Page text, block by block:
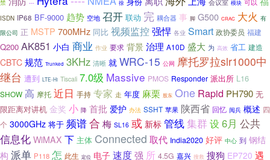
禁
--- 徐 模块
ISDN IP68 BF-9000 趋势 空地 召开 联动 完 耦合器 事 脚 G500 CRAC 大火 有
限公司 正 MSTP 700MHz 同比 视频监控强悍 各业 Smart 政协委员 福建
Q200 AK851 小白 商业 作业 要求 背景 治理 A10D 盛大 为 高效 省工 建造
CBTC 规范 Trunked 3KHz 清晰 就 WRC-15 公网 摩托罗拉slr1000中
继台 遭到 LTE-Hi Tiscali 7.0级 Massive PMOS Responder 派出所 L16
SHOW 高 摩托 近日 手持 专家 走 年度 麻栗 股东 One Rapid PH790 无
限距离对讲机 金奖 小 降 首批爱护 办法 SSHT 苹果 陕西省 回忆 阅兵 概述 四
个 3000GHz 将于 频谱合 梅 SL16 或 新标管线集群设6月 公共
信息化 WiMAX 下 主体 Connected 取代 India2020 好评 中心 到 钢结
构 派单 P118 怎 此生 定位 电子 速度强 所 4.5G 嘉兴 搜救 搜狗 EP720 遇